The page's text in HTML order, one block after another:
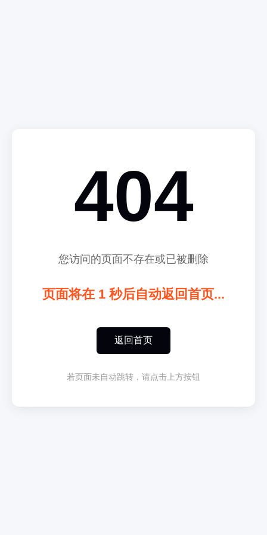
404
您访问的页面不存在或已被删除
页面将在 1 秒后自动返回首页...
返回首页
若页面未自动跳转，请点击上方按钮